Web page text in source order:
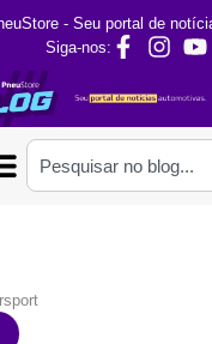
- Seu portal de
Siga-nos: